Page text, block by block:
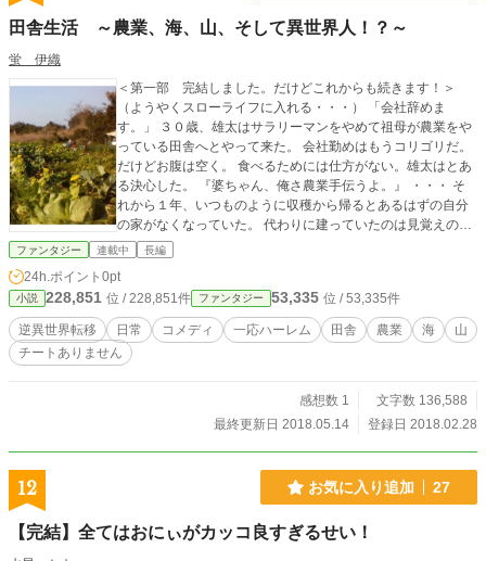
田舎生活 ～農業、海、山、そして異世界人！？～
蛍 伊織
＜第一部 完結しました。だけどこれからも続きます！＞
（ようやくスローライフに入れる・・・） 「会社辞めま
す。」 ３０歳、雄太はサラリーマンをやめて祖母が農業をや
っている田舎へとやって来た。 会社勤めはもうコリゴリだ。
だけどお腹は空く。 食べるためには仕方がない。雄太はとあ
る決心した。 『婆ちゃん、俺さ農業手伝うよ。』 ・・・ そ
れから１年、いつものように収穫から帰るとあるはずの自分
の家がなくなっていた。 代わりに建っていたのは見覚えのな
い西洋風の屋敷。 中から現れたのは３人の女の子と１人の執
い物好きの姫様（16）、男嫌いの女騎士（21）、魔法使いの
女の子（12） が主人公・雄太（31）と現代世界を楽しく生き
る物語。 たまに訪れる苦難にも力を合わせて立ち向かいま
す！ ※カクヨムとなろうでも同時掲載中です。
ファンタジー 連載中 長編
24h.ポイント 0pt
小説 228,851 位 / 228,851件 ファンタジー 53,335 位 / 53,335件
逆異世界転移 日常 コメディ 一応ハーレム 田舎 農業 海
山
チートありません
感想数 1
文字数 136,588
最終更新日 2018.05.14
登録日 2018.02.28
12 お気に入り追加 27
【完結】全てはおにぃがカッコ良すぎるせい！